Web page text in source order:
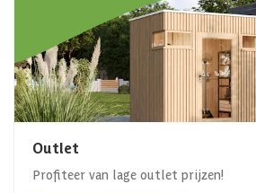
Outlet
Profiteer van lage outlet prijzen!